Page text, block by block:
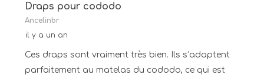
Draps pour cododo
Ancelinbr
il y a un an
Ces draps sont vraiment très bien. Ils s’adaptent
parfaitement au matelas du cododo, ce qui est